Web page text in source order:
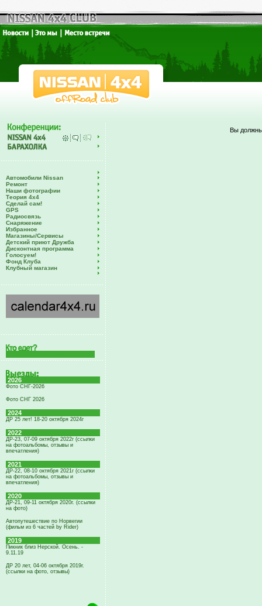
Автомобили Nissan
Ремонт
Наши фотографии
Теория 4х4
Сделай сам!
GPS
Радиосвязь
Снаряжение
Избранное
Магазины/Сервисы
Детский приют Дружба
Дисконтная программа
Голосуем!
Фонд Клуба
Клубный магазин
2026
Фото СНГ-2026
Фото СНГ 2026
2024
ДР 25 лет! 18-20 октября 2024г
2022
ДР-23, 07-09 октября 2022г (ссылки
на фотоальбомы, отзывы и
впечатления)
2021
ДР-22, 08-10 октября 2021г (ссылки
на фотоальбомы, отзывы и
впечатления)
2020
ДР-21, 09-11 октября 2020г. (ссылки
на фото)
Автопутешествие по Норвегии
(фильм из 6 частей by Rider)
2019
Пикник близ Нерской. Осень. -
9.11.19
ДР 20 лет, 04-06 октября 2019г.
(ссылки на фото, отзывы)
Вы